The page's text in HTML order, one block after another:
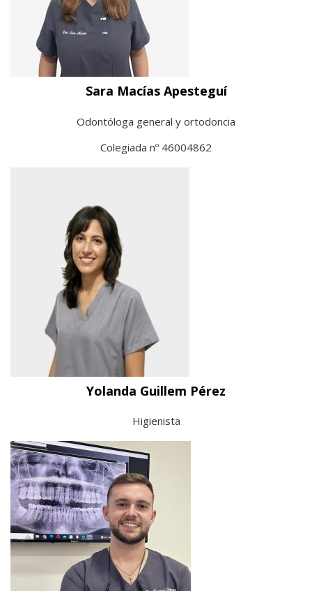
Sara Macías Apesteguí
Odontóloga general y ortodoncia
Colegiada nº 46004862
Yolanda Guillem Pérez
Higienista